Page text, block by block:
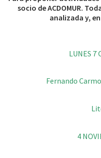
socio de ACDOMUR.
analizada y,
LUNES 7
Fernando
4